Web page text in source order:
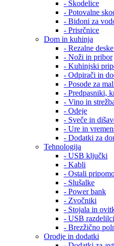
- Skodelice
- Potovalne
- Bidoni za
- Prisrčnice
Dom in kuhinja
- Rezalne
- Noži in pribor
- Kuhinjski
- Odpirači in
- Posode za
- Predpasniki,
- Vino in
- Odeje
- Sveče in
- Ure in
- Dodatki za
Tehnologija
- USB ključki
- Kabli
- Ostali
- Slušalke
- Power bank
- Zvočniki
- Stojala in
- USB razdelilci
- Brezžično
Orodje in dodatki